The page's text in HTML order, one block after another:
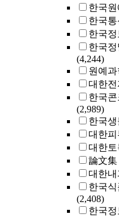
한국원
한국
한국
한국
(4,244)
원예과
대한전
한국
(2,989)
한국
대한
대한토
論文集
대한내
한국
(2,408)
한국